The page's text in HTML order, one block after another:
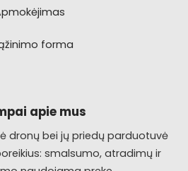
forma
apie mus
dronų bei jų priedų parduotuvė
smalsumo, atradimų ir